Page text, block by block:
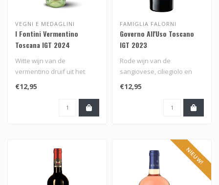
VEGNI E MEDAGLINI
I Fontini Vermentino
Toscana IGT 2024
Witte wijn van de
vermentino druif uit het
zuiden van Toscane, Italië..
€12,95
FAMIGLIA FALORNI
Governo All'Uso Toscano
IGT 2023
Rode wijn van de
sangiovese, ciliegiolo en
cabernet sauvignon druif uit
Toscane,..
€12,95
NIEUW!